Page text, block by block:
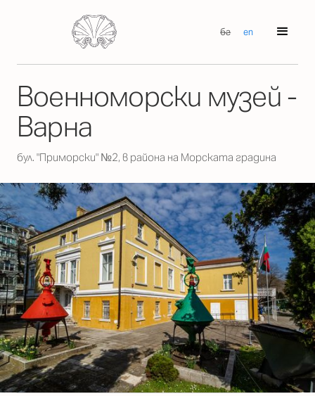
бг en
Военноморски музей -
Варна
бул. "Приморски" №2, в района на Морската градина